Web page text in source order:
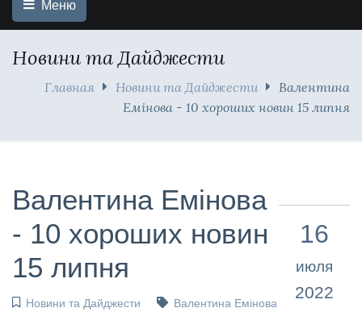
Меню
Новини та Дайджести
Главная Новини та Дайджести
Валентина
Емінова - 10 хороших новин 15 липня
Валентина Емінова
- 10 хороших новин
15 липня
Новини та Дайджести
Валентина Емінова
16
июля
2022